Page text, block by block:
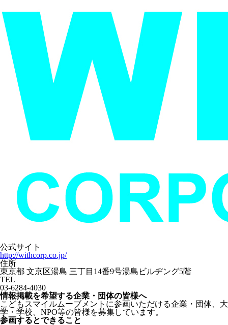
公式サイト
http://withcorp.co.jp/
住所
東京都 文京区湯島 三丁目14番9号湯島ビルヂング5階
TEL
03-6284-4030
情報掲載を希望する企業・団体の皆様へ
こどもスマイルムーブメントに参画いただける企業・団体、大
学・学校、NPO等の皆様を募集しています。
参画するとできること